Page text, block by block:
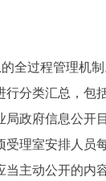
过程管理机制
分类汇总，包
局政府信息公开
理室安排人员
主动公开的内